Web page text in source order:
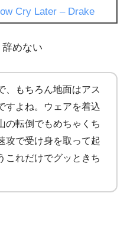
Cry Later – Drake
めない
、もちろん地面はアス
すよね。ウェアを着込
の転倒でもめちゃくち
攻で受け身を取って起
これだけでグッときち